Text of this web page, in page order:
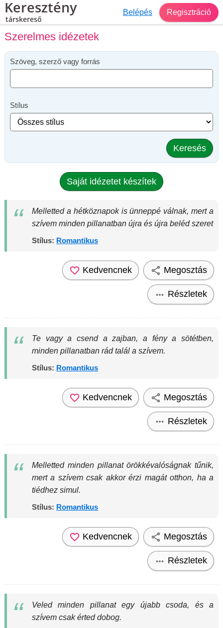
Keresztény
társkereső
Belépés Regisztráció
Szerelmes idézetek
Szöveg, szerző vagy forrás
Stílus
Keresés
Saját idézetet készítek
Melletted a hétköznapok is ünneppé válnak, mert a
szívem minden pillanatban újra és újra beléd szeret
Stílus: Romantikus
Kedvencnek Megosztás
Részletek
Te vagy a csend a zajban, a fény a sötétben,
minden pillanatban rád talál a szívem.
Stílus: Romantikus
Kedvencnek Megosztás
Részletek
Melletted minden pillanat örökkévalóságnak tűnik,
mert a szívem csak akkor érzi magát otthon, ha a
tiédhez simul.
Stílus: Romantikus
Kedvencnek Megosztás
Részletek
Veled minden pillanat egy újabb csoda, és a
szívem csak érted dobog.